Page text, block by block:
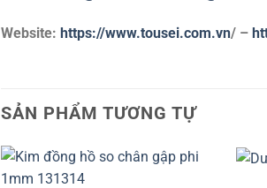
Website: https://www.tousei.com.vn/ –
SẢN PHẨM TƯƠNG TỰ
+